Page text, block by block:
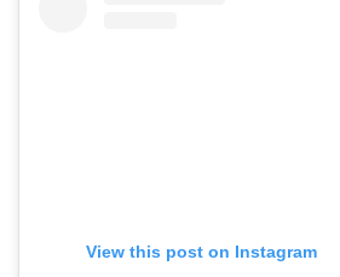
View this post on Instagram